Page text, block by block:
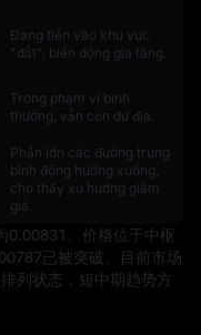
Đang tiến vào khu vực
"đắt", biến động gia tăng.
Trong phạm vi bình
thường, vẫn còn dư địa.
Phần lớn các đường trung
bình động hướng xuống,
cho thấy xu hướng giảm
giá.
0.00831。价格位于中枢
已被突破。目前市场
列状态，短中期趋势方